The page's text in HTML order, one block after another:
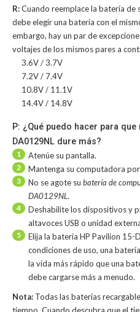
R:Cuando reemplace la batería
debe elegir una batería con el
embargo, hay un par de
voltajes de los mismos pares a
3.6V / 3.7V
7.2V / 7.4V
10.8V / 11.1V
14.4V / 14.8V
P: ¿Qué puedo hacer para
DA0129NL dure más?
1 Atenúe su pantalla.
2 Mantenga su computadora
3 No se agote su batería de
DA0129NL.
4
Deshabilite los dispositivos y
altavoces USB o unidad
5
Elija la batería HP Pavilion 15-
condiciones de uso, una
la vida más rápido que una
debe cargarse más a menudo.
Nota: Todas las baterías